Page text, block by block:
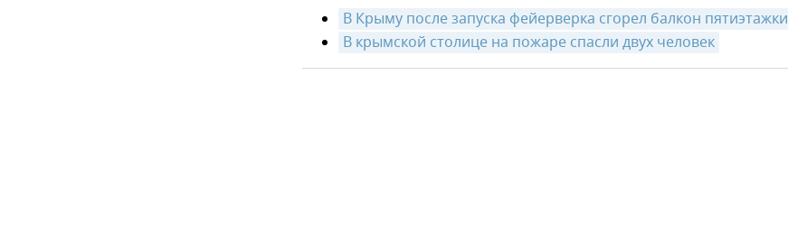
В Крыму после запуска фейерверка сгорел балкон пятиэтажки
В крымской столице на пожаре спасли двух человек